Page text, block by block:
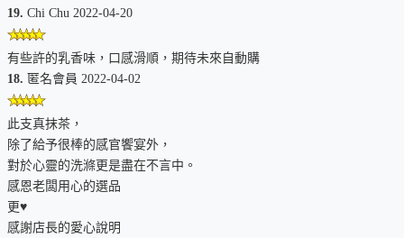
19. Chi Chu 2022-04-20
有些許的乳香味，口感滑順，期待未來自動購
18. 匿名會員 2022-04-02
此支真抹茶，
除了給予很棒的感官饗宴外，
對於心靈的洗滌更是盡在不言中。
感恩老闆用心的選品
更♥
感謝店長的愛心說明